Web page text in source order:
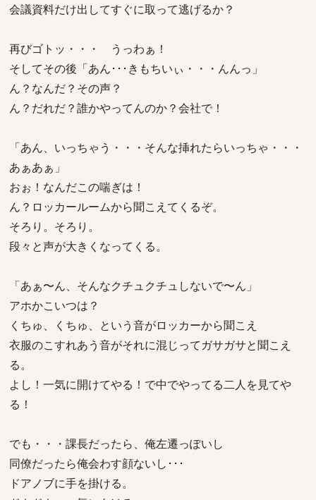
会議資料だけ出してすぐに取って逃げるか？
再びゴトッ・・・ うっわぁ！
そしてその後「あん･･･きもちいぃ・・・んんっ」
ん？なんだ？その声？
ん？だれだ？誰かやってんのか？会社で！
「あん、いっちゃう・・・そんな挿れたらいっちゃ・・・
あぁあぁ」
おぉ！なんだこの喘ぎは！
ん？ロッカールームから聞こえてくるぞ。
そろり。そろり。
段々と声が大きくなってくる。
「あぁ〜ん、そんなクチュクチュしないで〜ん」
アホかこいつは？
くちゅ、くちゅ、という音がロッカーから聞こえ
衣服のこすれあう音がそれに混じってガサガサと聞こえ
る。
よし！一気に開けてやる！で中でやってる二人を見てや
る！
でも・・・課長だったら、俺左遷っぽいし
同僚だったら俺会わす顔ないし･･･
ドアノブに手を掛ける。